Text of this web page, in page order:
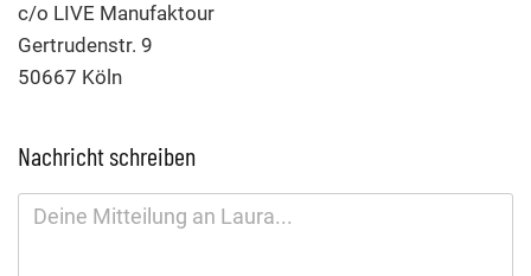
c/o LIVE Manufaktour
Gertrudenstr. 9
50667 Köln
Nachricht schreiben